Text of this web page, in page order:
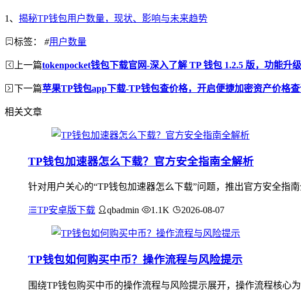
1、 揭秘TP钱包用户数量，现状、影响与未来趋势
标签： #用户数量
上一篇tokenpocket钱包下载官网-深入了解 TP 钱包 1.2.5 版，功能升
下一篇苹果TP钱包app下载-TP钱包查价格，开启便捷加密资产价格
相关文章
TP钱包加速器怎么下载？官方安全指南全解析
针对用户关心的“TP钱包加速器怎么下载”问题，推出官方安全指
TP安卓版下载 qbadmin 1.1K 2026-08-07
TP钱包如何购买中币？操作流程与风险提示
围绕TP钱包购买中币的操作流程与风险提示展开，操作流程核心